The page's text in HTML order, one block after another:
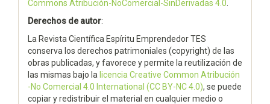
Commons Atribución-NoComercial-SinDerivadas 4.0
Derechos de autor:
La Revista Científica Espíritu Emprendedor TES
conserva los derechos patrimoniales (copyright) de las
obras publicadas, y favorece y permite la reutilización de
las mismas bajo la licencia Creative Common Atribución
-No Comercial 4.0 International (CC BY-NC 4.0), se puede
copiar y redistribuir el material en cualquier medio o